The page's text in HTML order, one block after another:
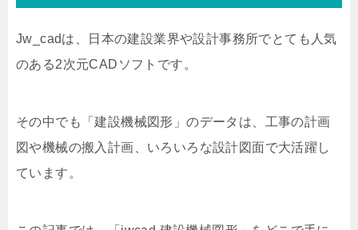
Jw_cadは、日本の建設業界や設計事務所でとても人気
のある2次元CADソフトです。
その中でも「建設機械図形」のデータは、工事の計画
図や機械の搬入計画、いろいろな設計図面で大活躍し
ています。